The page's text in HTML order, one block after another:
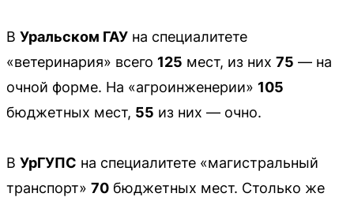
В Уральском ГАУ на специалитете
«ветеринария» всего 125 мест, из них 75 — на
очной форме. На «агроинженерии» 105
бюджетных мест, 55 из них — очно.
В УрГУПС на специалитете «магистральный
транспорт» 70 бюджетных мест. Столько же